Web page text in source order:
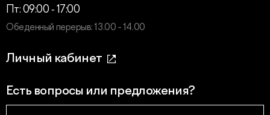
Пт: 09:00 ‑ 17:00
Обеденный перерыв: 13.00 - 14.00
Личный кабинет
Есть вопросы или предложения?